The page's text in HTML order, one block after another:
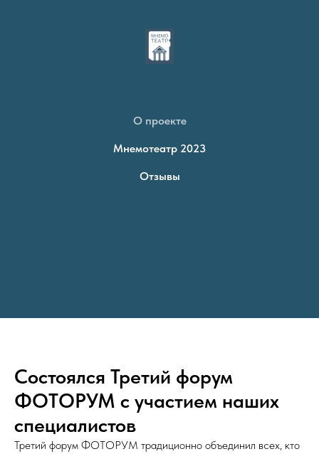
О проекте
Мнемотеатр 2023
Отзывы
Состоялся Третий форум
ФОТОРУМ с участием наших
специалистов
Третий форум ФОТОРУМ традиционно объединил всех, кто